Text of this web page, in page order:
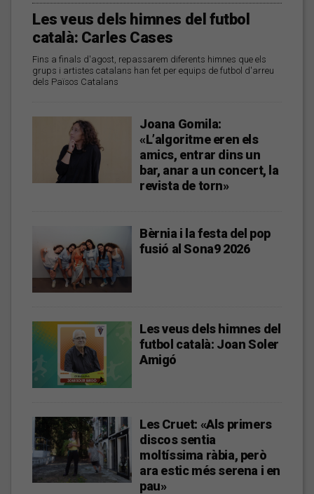
Les veus dels himnes del futbol
català: Carles Cases
Fins a finals d'agost, repassarem diferents himnes que els
grups i artistes catalans han fet per equips de futbol d'arreu
dels Països Catalans
Joana Gomila:
«L’algoritme eren els
amics, entrar dins un
bar, anar a un concert, la
revista de torn»
Bèrnia i la festa del pop
fusió al Sona9 2026
Les veus dels himnes del
futbol català: Joan Soler
Amigó
Les Cruet: «Als primers
discos sentia
moltíssima ràbia, però
ara estic més serena i en
pau»